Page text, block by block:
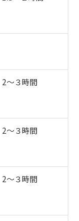
2～３時間
2～３時間
2～３時間